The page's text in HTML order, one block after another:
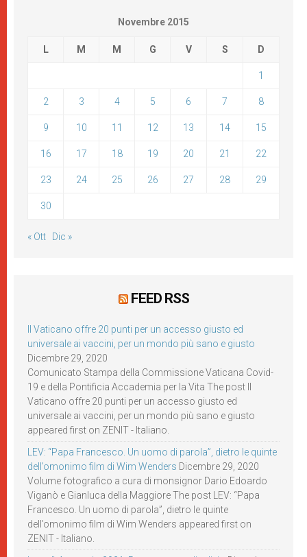
Novembre 2015
L M M G V S D
1
2 3 4 5 6 7 8
9 10 11 12 13 14 15
16 17 18 19 20 21 22
23 24 25 26 27 28 29
30
« Ott Dic »
FEED RSS
Il Vaticano offre 20 punti per un accesso giusto ed
universale ai vaccini, per un mondo più sano e giusto
Dicembre 29, 2020
Comunicato Stampa della Commissione Vaticana Covid-
19 e della Pontificia Accademia per la Vita The post Il
Vaticano offre 20 punti per un accesso giusto ed
universale ai vaccini, per un mondo più sano e giusto
appeared first on ZENIT - Italiano.
LEV: “Papa Francesco. Un uomo di parola”, dietro le quinte
dell’omonimo film di Wim Wenders Dicembre 29, 2020
Volume fotografico a cura di monsignor Dario Edoardo
Viganò e Gianluca della Maggiore The post LEV: “Papa
Francesco. Un uomo di parola”, dietro le quinte
dell’omonimo film di Wim Wenders appeared first on
ZENIT - Italiano.